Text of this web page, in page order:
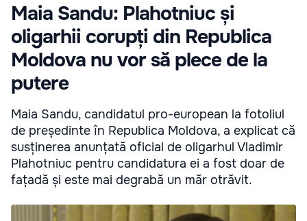
Maia Sandu: Plahotniuc și
oligarhii corupți din Republica
Moldova nu vor să plece de la
putere
Maia Sandu, candidatul pro-european la fotoliul
de președinte în Republica Moldova, a explicat că
susținerea anunțată oficial de oligarhul Vladimir
Plahotniuc pentru candidatura ei a fost doar de
fațadă și este mai degrabă un măr otrăvit.